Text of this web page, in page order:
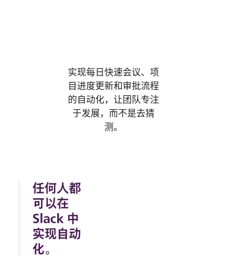
实现每日快速会议、项
目进度更新和审批流程
的自动化，让团队专注
于发展，而不是去猜
测。
任何人都
可以在
Slack 中
实现自动
化。